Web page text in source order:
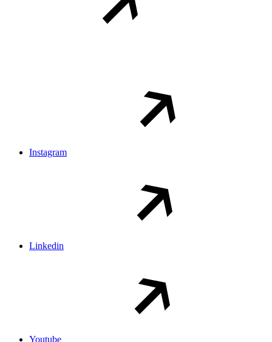
Instagram
Linkedin
Youtube